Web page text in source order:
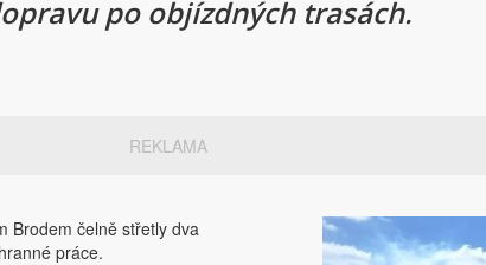
po objízdných trasách.
REKLAMA
Brodem čelně střetly dva
práce.